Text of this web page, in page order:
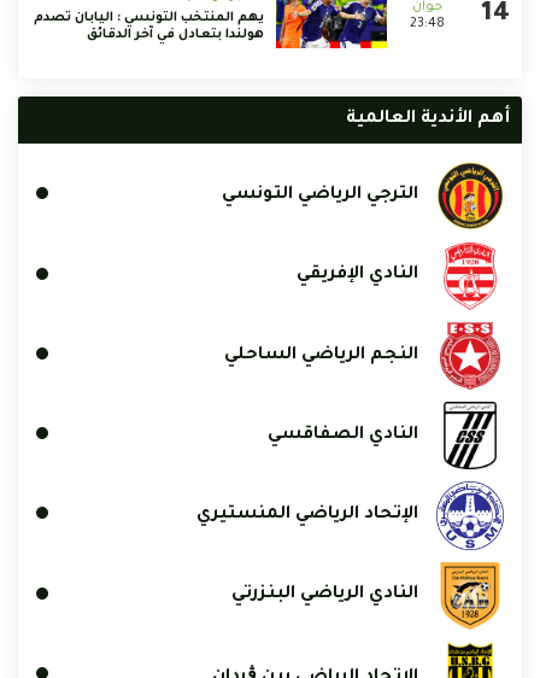
23:48
يهم المنتخب التونسي : اليابان تصدم
هولندا بتعادل في آخر الدقائق
أهم الأندية العالمية
الترجي الرياضي التونسي
النادي الإفريقي
النجم الرياضي الساحلي
النادي الصفاقسي
الإتحاد الرياضي المنستيري
النادي الرياضي البنزرتي